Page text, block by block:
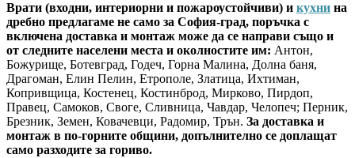
Врати (входни, интериорни и пожароустойчиви) и кухни на
дребно предлагаме не само за София-град, поръчка с
включена доставка и монтаж може да се направи също и
от следните населени места и околностите им: Антон,
Божурище, Ботевград, Годеч, Горна Малина, Долна баня,
Драгоман, Елин Пелин, Етрополе, Златица, Ихтиман,
Копривщица, Костенец, Костинброд, Мирково, Пирдоп,
Правец, Самоков, Своге, Сливница, Чавдар, Челопеч; Перник,
Брезник, Земен, Ковачевци, Радомир, Трън. За доставка и
монтаж в по-горните общини, допълнително се доплащат
само разходите за гориво.